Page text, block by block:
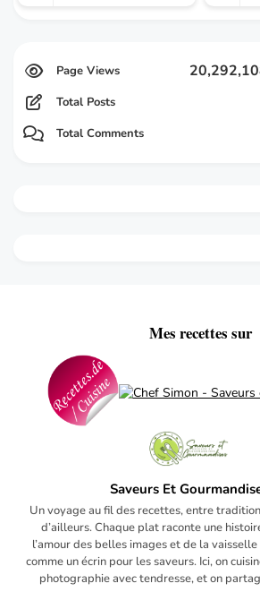
Total Posts
Total Comments
Mes recettes sur
Saveurs Et
Un voyage au fil des recettes, entre
d’ailleurs. Chaque plat raconte une
l’amour des belles images et de la vaisselle
comme un écrin pour les saveurs. Ici, on
photographie avec tendresse, et on